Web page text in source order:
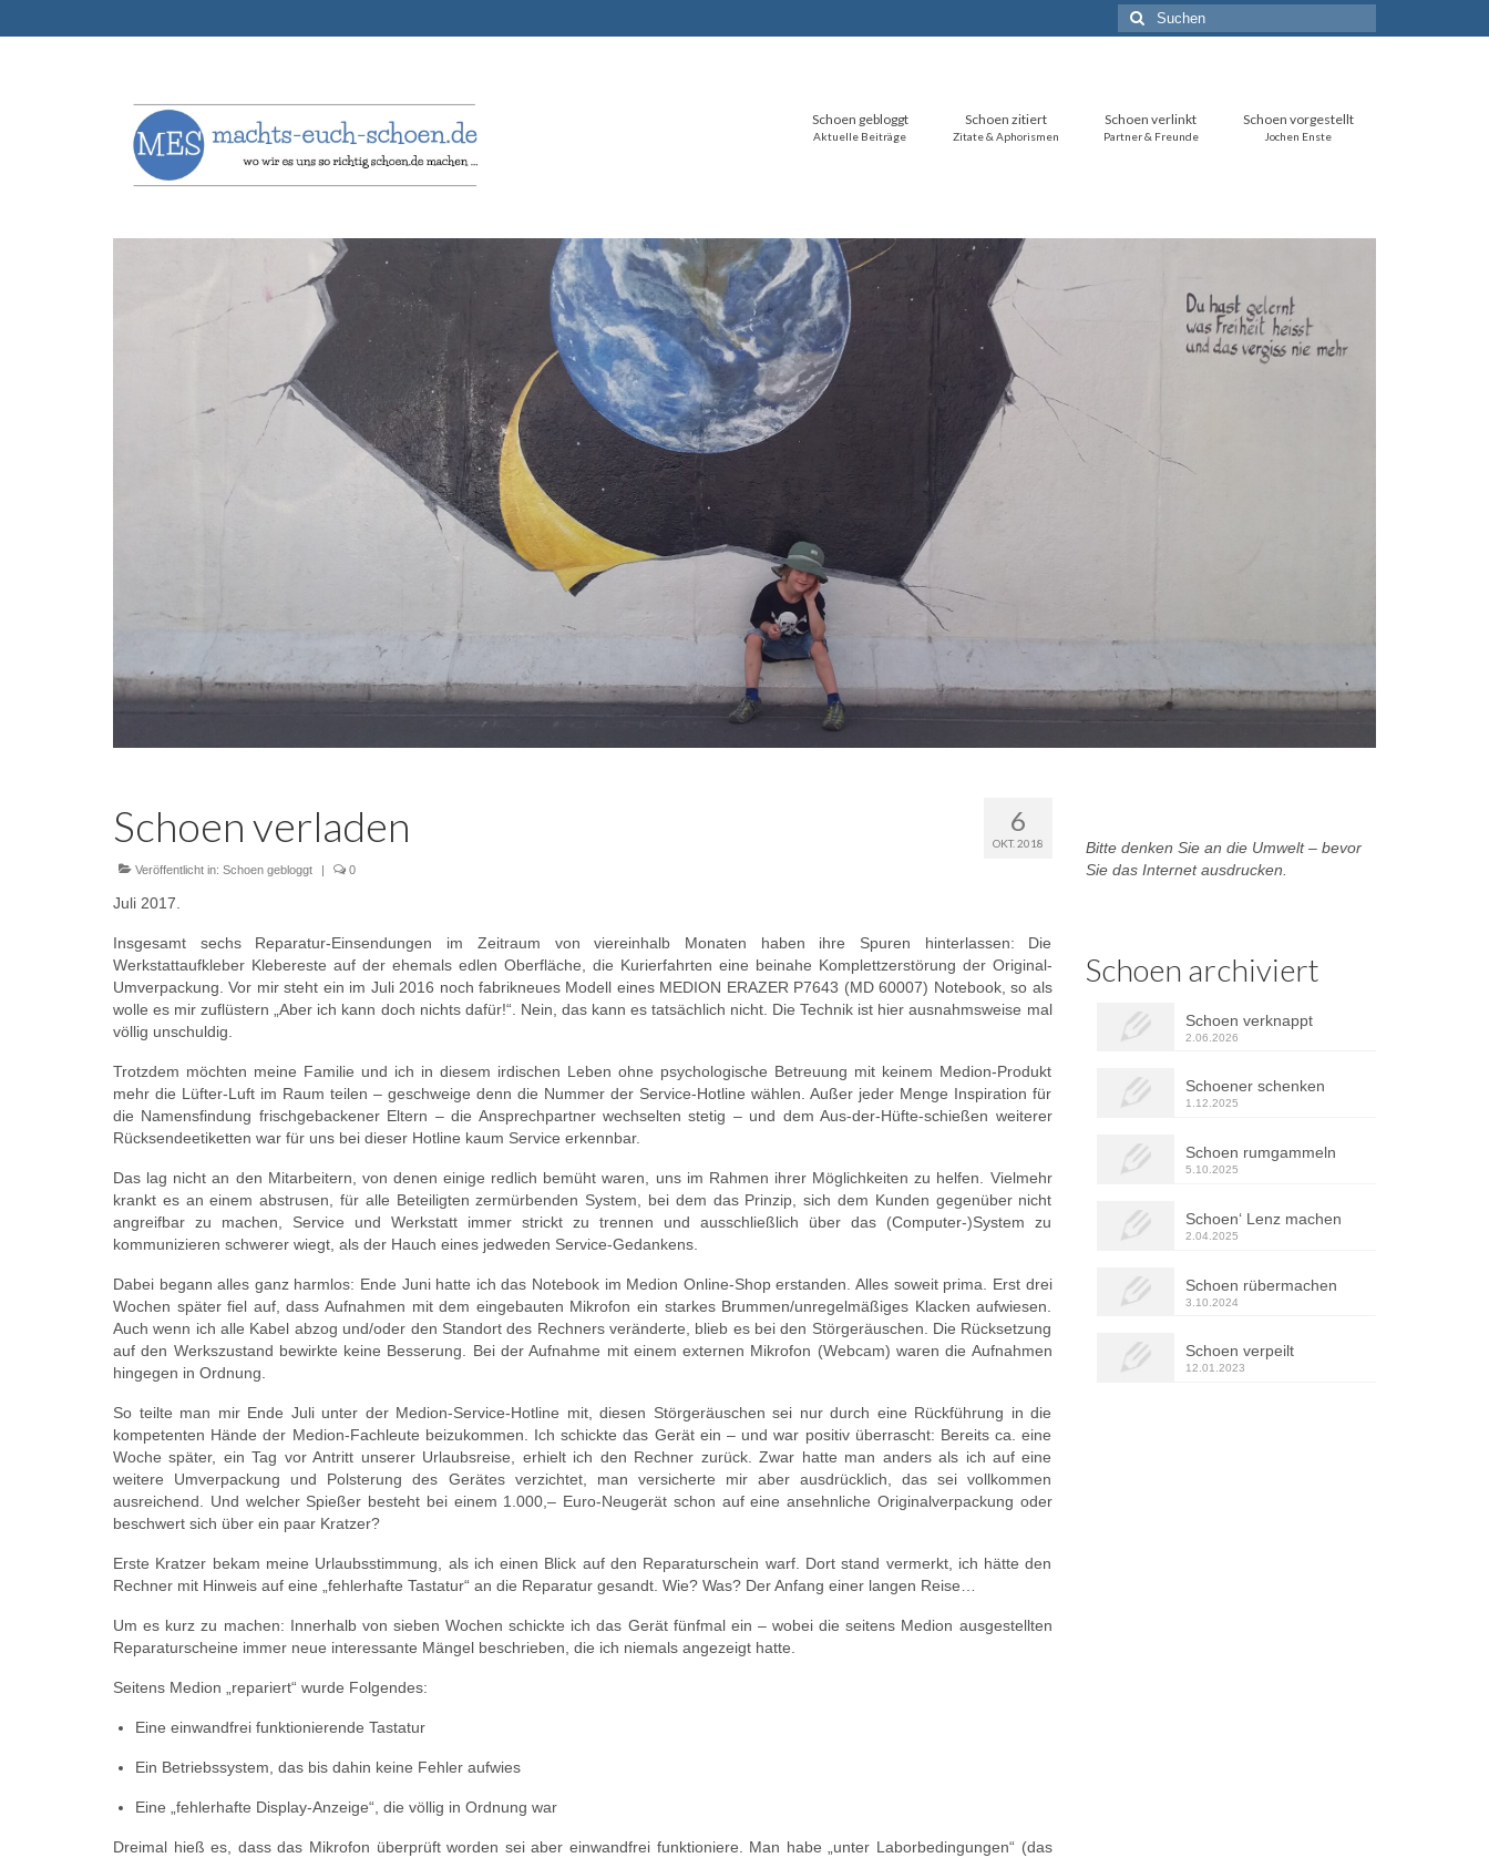
Suchen
nach:
Schoen gebloggt
Aktuelle Beiträge
Schoen zitiert
Zitate & Aphorismen
Schoen verlinkt
Partner & Freunde
Schoen vorgestellt
Jochen Enste
6
OKT. 2018
Schoen verladen
Veröffentlicht in: Schoen gebloggt | 0
Juli 2017.
Insgesamt sechs Reparatur-Einsendungen im Zeitraum von viereinhalb Monaten haben ihre Spuren hinterlassen: Die
Werkstattaufkleber Klebereste auf der ehemals edlen Oberfläche, die Kurierfahrten eine beinahe Komplettzerstörung der Original-
Umverpackung. Vor mir steht ein im Juli 2016 noch fabrikneues Modell eines MEDION ERAZER P7643 (MD 60007) Notebook, so als
wolle es mir zuflüstern „Aber ich kann doch nichts dafür!“. Nein, das kann es tatsächlich nicht. Die Technik ist hier ausnahmsweise mal
völlig unschuldig.
Trotzdem möchten meine Familie und ich in diesem irdischen Leben ohne psychologische Betreuung mit keinem Medion-Produkt
mehr die Lüfter-Luft im Raum teilen – geschweige denn die Nummer der Service-Hotline wählen. Außer jeder Menge Inspiration für
die Namensfindung frischgebackener Eltern – die Ansprechpartner wechselten stetig – und dem Aus-der-Hüfte-schießen weiterer
Rücksendeetiketten war für uns bei dieser Hotline kaum Service erkennbar.
Das lag nicht an den Mitarbeitern, von denen einige redlich bemüht waren, uns im Rahmen ihrer Möglichkeiten zu helfen. Vielmehr
krankt es an einem abstrusen, für alle Beteiligten zermürbenden System, bei dem das Prinzip, sich dem Kunden gegenüber nicht
angreifbar zu machen, Service und Werkstatt immer strickt zu trennen und ausschließlich über das (Computer-)System zu
kommunizieren schwerer wiegt, als der Hauch eines jedweden Service-Gedankens.
Dabei begann alles ganz harmlos: Ende Juni hatte ich das Notebook im Medion Online-Shop erstanden. Alles soweit prima. Erst drei
Wochen später fiel auf, dass Aufnahmen mit dem eingebauten Mikrofon ein starkes Brummen/unregelmäßiges Klacken aufwiesen.
Auch wenn ich alle Kabel abzog und/oder den Standort des Rechners veränderte, blieb es bei den Störgeräuschen. Die Rücksetzung
auf den Werkszustand bewirkte keine Besserung. Bei der Aufnahme mit einem externen Mikrofon (Webcam) waren die Aufnahmen
hingegen in Ordnung.
So teilte man mir Ende Juli unter der Medion-Service-Hotline mit, diesen Störgeräuschen sei nur durch eine Rückführung in die
kompetenten Hände der Medion-Fachleute beizukommen. Ich schickte das Gerät ein – und war positiv überrascht: Bereits ca. eine
Woche später, ein Tag vor Antritt unserer Urlaubsreise, erhielt ich den Rechner zurück. Zwar hatte man anders als ich auf eine
weitere Umverpackung und Polsterung des Gerätes verzichtet, man versicherte mir aber ausdrücklich, das sei vollkommen
ausreichend. Und welcher Spießer besteht bei einem 1.000,– Euro-Neugerät schon auf eine ansehnliche Originalverpackung oder
beschwert sich über ein paar Kratzer?
Erste Kratzer bekam meine Urlaubsstimmung, als ich einen Blick auf den Reparaturschein warf. Dort stand vermerkt, ich hätte den
Rechner mit Hinweis auf eine „fehlerhafte Tastatur“ an die Reparatur gesandt. Wie? Was? Der Anfang einer langen Reise…
Um es kurz zu machen: Innerhalb von sieben Wochen schickte ich das Gerät fünfmal ein – wobei die seitens Medion ausgestellten
Reparaturscheine immer neue interessante Mängel beschrieben, die ich niemals angezeigt hatte.
Seitens Medion „repariert“ wurde Folgendes:
Eine einwandfrei funktionierende Tastatur
Ein Betriebssystem, das bis dahin keine Fehler aufwies
Eine „fehlerhafte Display-Anzeige“, die völlig in Ordnung war
Dreimal hieß es, dass das Mikrofon überprüft worden sei aber einwandfrei funktioniere. Man habe „unter Laborbedingungen“ (das
Bitte denken Sie an die Umwelt – bevor
Sie das Internet ausdrucken.
Schoen archiviert
Schoen verknappt
2.06.2026
Schoener schenken
1.12.2025
Schoen rumgammeln
5.10.2025
Schoen‘ Lenz machen
2.04.2025
Schoen rübermachen
3.10.2024
Schoen verpeilt
12.01.2023